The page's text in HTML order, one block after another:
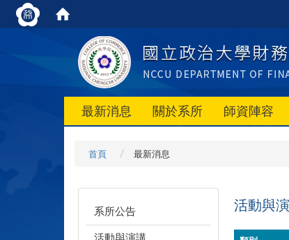
最新消息 關於系所 師資陣容
首頁 最新消息
系所公告 活動與